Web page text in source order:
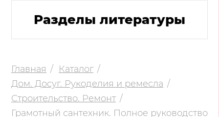
Разделы литературы
Главная
Каталог
Дом. Досуг. Рукоделия и ремесла
Строительство. Ремонт
Грамотный сантехник. Полное руководство